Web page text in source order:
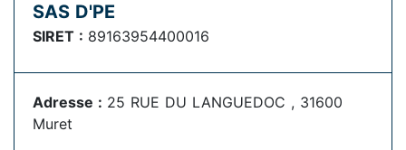
SAS D'PE
SIRET : 89163954400016
Adresse : 25 RUE DU LANGUEDOC , 31600
Muret